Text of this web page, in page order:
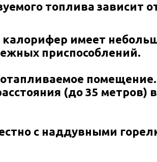
топлива зависит
имеет
приспособлений.
(до 35
с наддувными